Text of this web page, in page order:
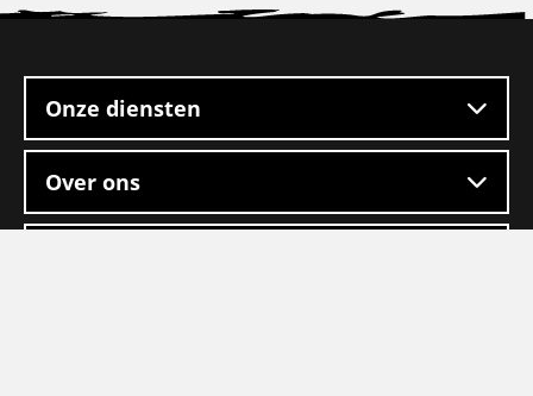
footer
Onze diensten
Over ons